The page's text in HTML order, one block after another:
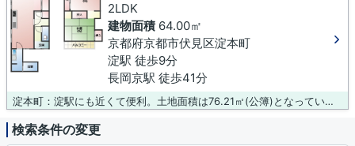
2LDK
建物面積64.00㎡
京都府京都市伏見区淀本町
淀駅 徒歩9分
長岡京駅 徒歩41分
淀本町：淀駅にも近くて便利。土地面積は76.21㎡(公簿)となっています。商業地域と異なり150㎡以上の工場を建てることができる準工業地域。駅まで徒歩9分の物件です。当社はお客様が希望される条件に適した物件をご紹介できるよう、全力を尽くして参ります。こだわりの物件をお求めなら、ぜひ当社にご用命ください。
検索条件の変更